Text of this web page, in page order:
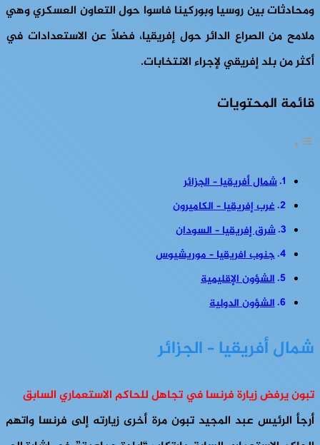
ومحادثات بين روسيا وبوركينا فاسوا حول التعاون العسكري وهي
ملامح من الصراع الدائر حول إفريقيا، فضلاً عن الاستعدادات في
أكثر من بلد إفريقي لإجراء الانتخابات.
قائمة المحتويات
شمال أفريقيا – الجزائر
غرب إفريقيا – الكاميرون
شرق إفريقيا – السودان
جنوب افريقيا – موريشيوس
الشؤون الإقليمية
الشؤون الدولية
شمال أفريقيا – الجزائر
تبون يرفض زيارة فرنسا في تجاهل للحاكم الاستعماري السابق
أرجأ الرئيس عبد المجيد تبون مرة أخرى زيارته إلى فرنسا واتهم